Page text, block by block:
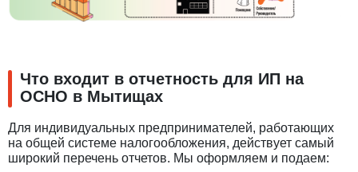
Что входит в отчетность для ИП на
ОСНО в Мытищах
Для индивидуальных предпринимателей, работающих
на общей системе налогообложения, действует самый
широкий перечень отчетов. Мы оформляем и подаем: